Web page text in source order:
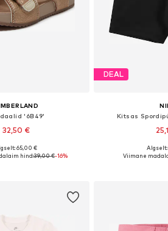
'6B49'
32,50 €
suurustes
65,00 €
hind:39,00 €-16%
DEAL
Kitsas
Saadaval
Algselt:
Viimane